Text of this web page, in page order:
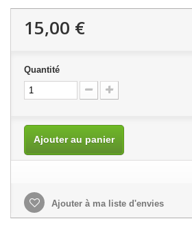
15,00 €
Quantité
Ajouter au panier
Ajouter à ma liste d'envies